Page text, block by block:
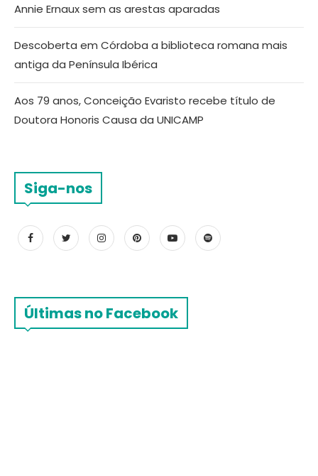
Annie Ernaux sem as arestas aparadas
Descoberta em Córdoba a biblioteca romana mais
antiga da Península Ibérica
Aos 79 anos, Conceição Evaristo recebe título de
Doutora Honoris Causa da UNICAMP
Siga-nos
Últimas no Facebook